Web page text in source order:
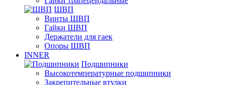
ШВП
Винты ШВП
Гайки ШВП
Держатели для гаек
Опоры ШВП
INNER
Подшипники
Высокотемпературные подшипники
Закрепительные втулки